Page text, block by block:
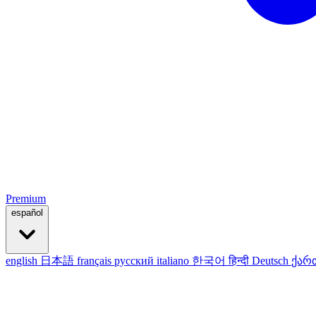
Premium
español
english 日本語 français русский italiano 한국어हिन्दी Deutsch